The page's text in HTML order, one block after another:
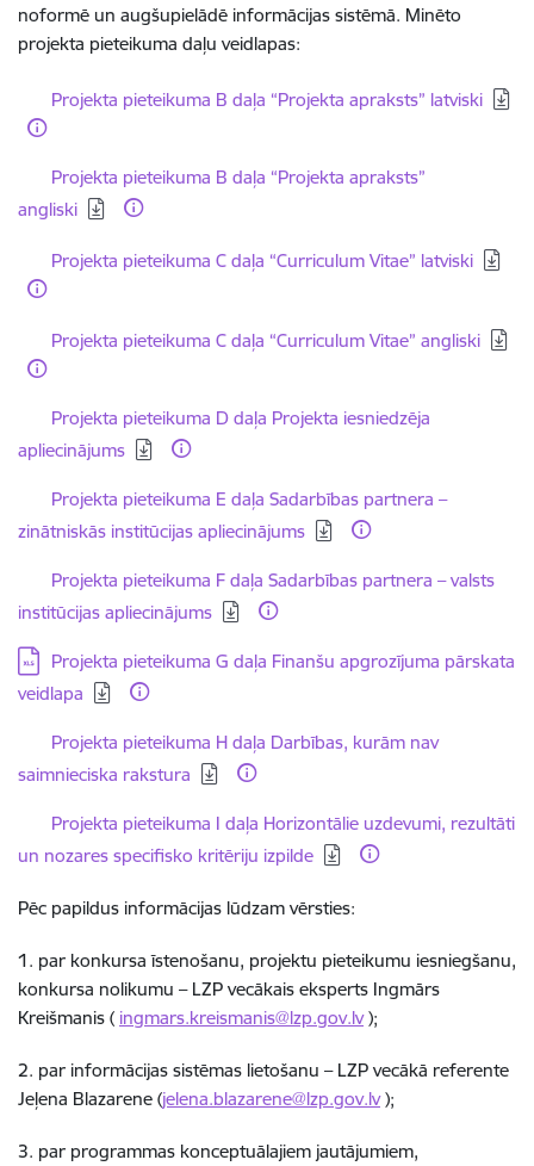
noformē un augšupielādē informācijas sistēmā. Minēto
projekta pieteikuma daļu veidlapas:
Lejupielādēt:
Projekta pieteikuma B daļa “Projekta apraksts” latviski
Lejupielādēt:
Projekta pieteikuma B daļa “Projekta apraksts”
angliski
Lejupielādēt:
Projekta pieteikuma C daļa “Curriculum Vitae” latviski
Lejupielādēt:
Projekta pieteikuma C daļa “Curriculum Vitae” angliski
Lejupielādēt:
Projekta pieteikuma D daļa Projekta iesniedzēja
apliecinājums
Lejupielādēt:
Projekta pieteikuma E daļa Sadarbības partnera –
zinātniskās institūcijas apliecinājums
Lejupielādēt:
Projekta pieteikuma F daļa Sadarbības partnera – valsts
institūcijas apliecinājums
Lejupielādēt:
Projekta pieteikuma G daļa Finanšu apgrozījuma pārskata
veidlapa
Lejupielādēt:
Projekta pieteikuma H daļa Darbības, kurām nav
saimnieciska rakstura
Lejupielādēt:
Projekta pieteikuma I daļa Horizontālie uzdevumi, rezultāti
un nozares specifisko kritēriju izpilde
Pēc papildus informācijas lūdzam vērsties:
1. par konkursa īstenošanu, projektu pieteikumu iesniegšanu,
konkursa nolikumu – LZP vecākais eksperts Ingmārs
Kreišmanis ( ingmars.kreismanis@lzp.gov.lv);
2. par informācijas sistēmas lietošanu – LZP vecākā referente
Jeļena Blazarene (jelena.blazarene@lzp.gov.lv);
3. par programmas konceptuālajiem jautājumiem,